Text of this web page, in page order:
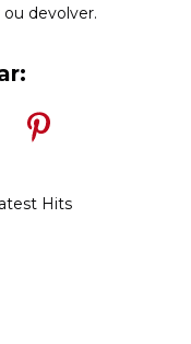
devolver.
Hits